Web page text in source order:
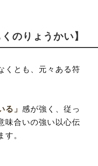
のりょうかい】
くとも、元々ある符
る」感が強く、従っ
味合いの強い以心伝
す。